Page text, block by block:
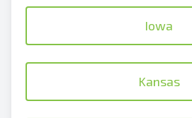
Iowa
Kansas